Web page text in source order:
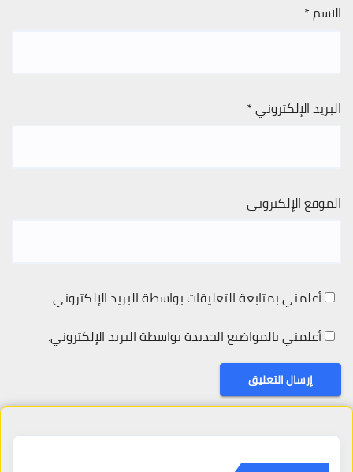
الاسم*
البريد الإلكتروني*
الموقع الإلكتروني
أعلمني بمتابعة التعليقات بواسطة البريد الإلكتروني.
أعلمني بالمواضيع الجديدة بواسطة البريد الإلكتروني.